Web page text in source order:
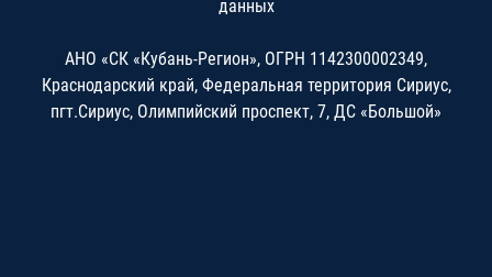
данных
АНО «СК «Кубань-Регион», ОГРН 1142300002349,
Краснодарский край, Федеральная территория Сириус,
пгт.Сириус, Олимпийский проспект, 7, ДС «Большой»